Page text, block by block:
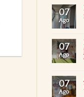
07
Ago
07
Ago
07
Ago